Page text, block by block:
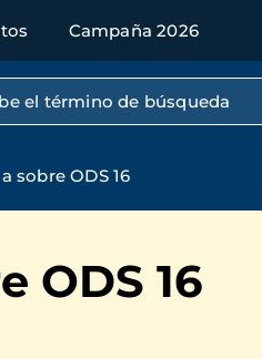
Campaña 2026
por texto completo
sobre ODS 16
ODS 16